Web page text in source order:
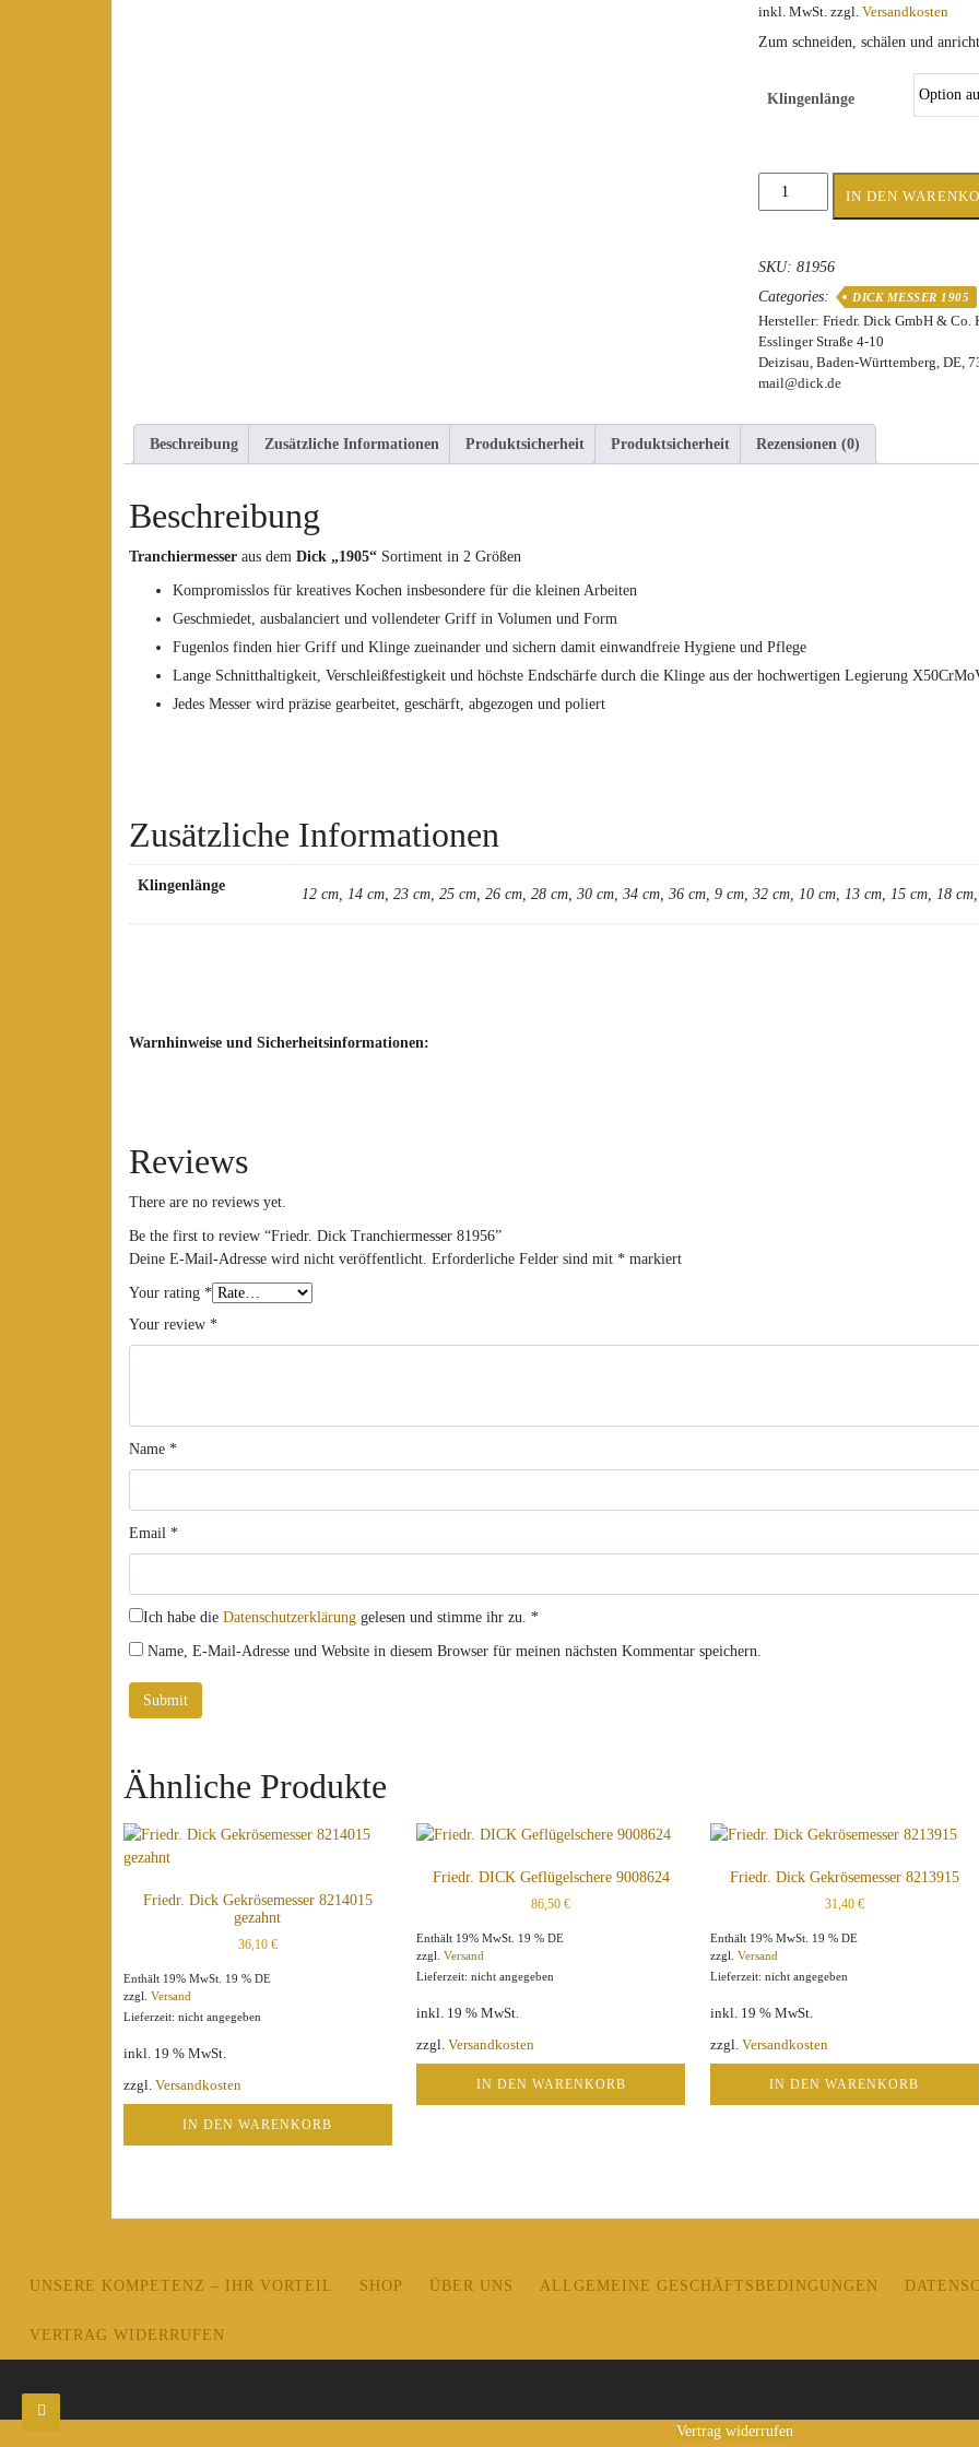
inkl. MwSt. zzgl.Versandkosten
Zum schneiden, schälen und
Klingenlänge
Friedr.
Dick
Menge
IN DEN
SKU:81956
Categories:
DICK MESSER 1905
Hersteller:Friedr. Dick GmbH & Co.
Esslinger Straße 4-10
Deizisau, Baden-Württemberg, DE,
mail@dick.de
Beschreibung Zusätzliche Informationen Produktsicherheit Produktsicherheit Rezensionen (0)
Beschreibung
Tranchiermesser aus dem Dick „1905“ Sortiment in 2 Größen
Kompromisslos für kreatives Kochen insbesondere für die kleinen Arbeiten
Geschmiedet, ausbalanciert und vollendeter Griff in Volumen und Form
Fugenlos finden hier Griff und Klinge zueinander und sichern damit einwandfreie Hygiene und Pflege
Lange Schnitthaltigkeit, Verschleißfestigkeit und höchste Endschärfe durch die Klinge aus der hochwertigen Legierung
Jedes Messer wird präzise gearbeitet, geschärft, abgezogen und poliert
Zusätzliche Informationen
Klingenlänge
12 cm, 14 cm, 23 cm, 25 cm, 26 cm, 28 cm, 30 cm, 34 cm, 36 cm, 9 cm, 32 cm, 10 cm, 13 cm, 15 cm, 18
Warnhinweise und Sicherheitsinformationen:
Reviews
There are no reviews yet.
Be the first to review “Friedr. Dick Tranchiermesser 81956”
Deine E-Mail-Adresse wird nicht veröffentlicht. Erforderliche Felder sind mit * markiert
Your rating *
Your review *
Name *
Email *
Ich habe die Datenschutzerklärung gelesen und stimme ihr zu. *
Name, E-Mail-Adresse und Website in diesem Browser für meinen nächsten Kommentar speichern.
Ähnliche Produkte
Friedr. Dick Gekrösemesser 8214015
gezahnt
36,10 €
Enthält 19% MwSt. 19 % DE
zzgl. Versand
Lieferzeit: nicht angegeben
inkl. 19 % MwSt.
zzgl. Versandkosten
IN DEN WARENKORB
Friedr. DICK Geflügelschere 9008624
86,50€
Enthält 19% MwSt. 19 % DE
zzgl.Versand
Lieferzeit: nicht angegeben
inkl. 19 % MwSt.
zzgl.Versandkosten
IN DEN WARENKORB
Friedr. Dick Gekrösemesser 8213915
31,40 €
Enthält 19% MwSt. 19 % DE
zzgl. Versand
Lieferzeit: nicht angegeben
inkl. 19 % MwSt.
zzgl. Versandkosten
IN DEN WARENKORB
UNSERE KOMPETENZ – IHR VORTEIL SHOP ÜBER UNS ALLGEMEINE GESCHÄFTSBEDINGUNGEN
VERTRAG WIDERRUFEN
Vertrag widerrufen